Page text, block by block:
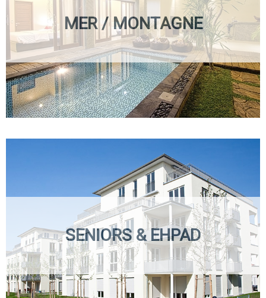
MER / MONTAGNE
SENIORS & EHPAD